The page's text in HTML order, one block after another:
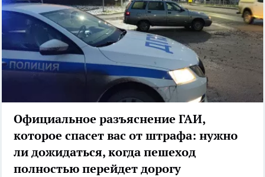
Официальное разъяснение ГАИ,
которое спасет вас от штрафа: нужно
ли дожидаться, когда пешеход
полностью перейдет дорогу